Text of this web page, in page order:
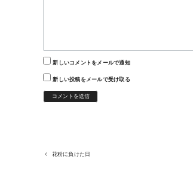
新しいコメントをメールで通知
新しい投稿をメールで受け取る
花粉に負けた日